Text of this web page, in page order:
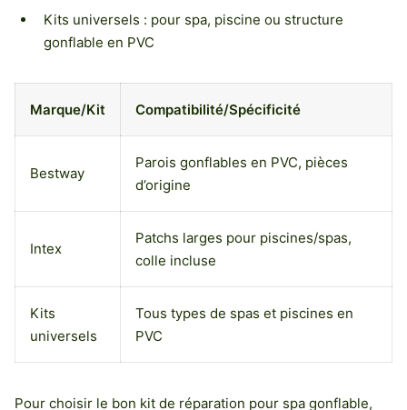
Kits universels : pour spa, piscine ou structure
gonflable en PVC
Marque/Kit Compatibilité/Spécificité
Bestway
Parois gonflables en PVC, pièces
d’origine
Intex
Patchs larges pour piscines/spas,
colle incluse
Kits
universels
Tous types de spas et piscines en
PVC
Pour choisir le bon kit de réparation pour spa gonflable,